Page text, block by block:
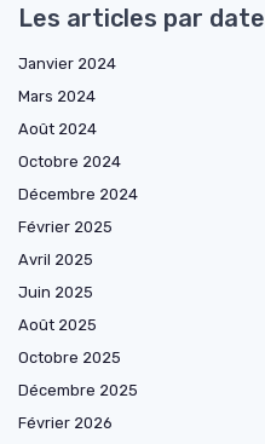
Les articles par date
Janvier 2024
Mars 2024
Août 2024
Octobre 2024
Décembre 2024
Février 2025
Avril 2025
Juin 2025
Août 2025
Octobre 2025
Décembre 2025
Février 2026